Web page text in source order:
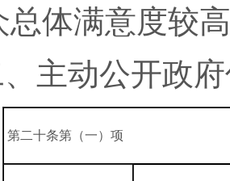
总体满意度较
主动公开政
第二十条第（一）项